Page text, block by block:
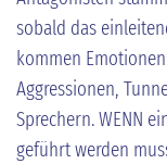
sobald das
kommen
Aggressionen,
Sprechern. WENN
geführt werden